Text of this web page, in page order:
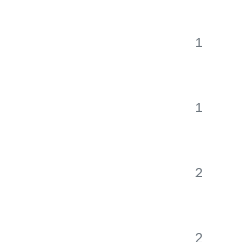
1
1
2
2